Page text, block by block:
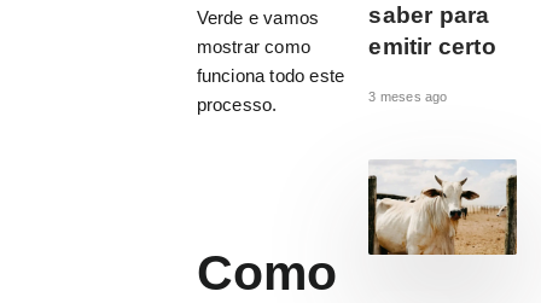
Verde e vamos
mostrar como
funciona todo este
processo.
Como
saber para
emitir certo
3 meses ago